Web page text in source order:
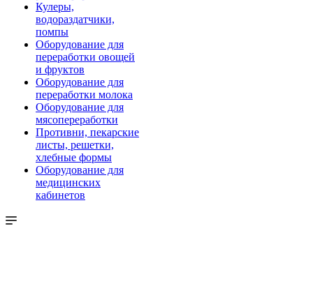
Кулеры,
водораздатчики,
помпы
Оборудование для
переработки овощей
и фруктов
Оборудование для
переработки молока
Оборудование для
мясопереработки
Противни, пекарские
листы, решетки,
хлебные формы
Оборудование для
медицинских
кабинетов